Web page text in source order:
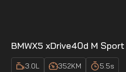
BMWX5 xDrive40d M Sport
3.0L 352KM 5.5s